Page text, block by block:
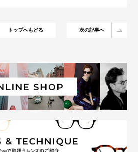
トップへもどる 次の記事へ